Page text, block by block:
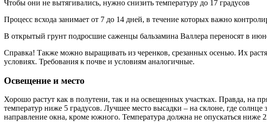
Чтобы они не вытягивались, нужно снизить температуру до 17 градусов
Процесс всхода занимает от 7 до 14 дней, в течение которых важно
В открытый грунт подросшие саженцы бальзамина Валлера переносят в
Справка! Также можно выращивать из черенков, срезанных осенью. Их
условиях. Требования к почве и условиям аналогичные.
Освещение и место
Хорошо растут как в полутени, так и на освещенных участках. Правда, на
температур ниже 5 градусов. Лучшее место высадки – на склоне, где
направление окна, кроме южного. Температура должна не опускаться ниже